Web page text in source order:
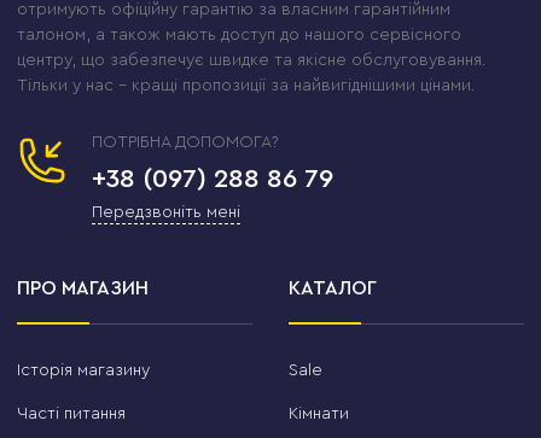
отримують офіційну гарантію за власним гарантійним
талоном, а також мають доступ до нашого сервісного
центру, що забезпечує швидке та якісне обслуговування.
Тільки у нас – кращі пропозиції за найвигіднішими цінами.
ПОТРІБНА ДОПОМОГА?
+38 (097) 288 86 79
Передзвоніть мені
ПРО МАГАЗИН
Історія магазину
Часті питання
КАТАЛОГ
Sale
Кімнати